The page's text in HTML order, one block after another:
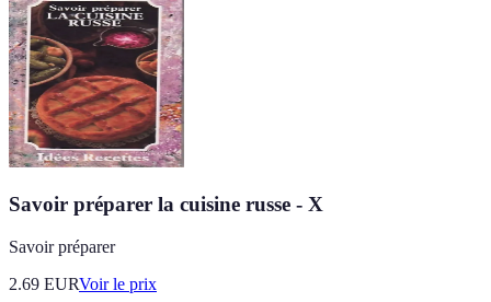
Savoir préparer la cuisine russe - X
Savoir préparer
2.69 EURVoir le prix